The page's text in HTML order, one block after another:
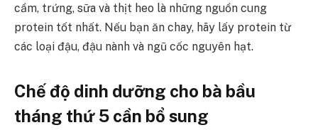
cầm, trứng, sữa và thịt heo là những nguồn cung
protein tốt nhất. Nếu bạn ăn chay, hãy lấy protein từ
các loại đậu, đậu nành và ngũ cốc nguyên hạt.
Chế độ dinh dưỡng cho bà bầu
tháng thứ 5 cần bổ sung